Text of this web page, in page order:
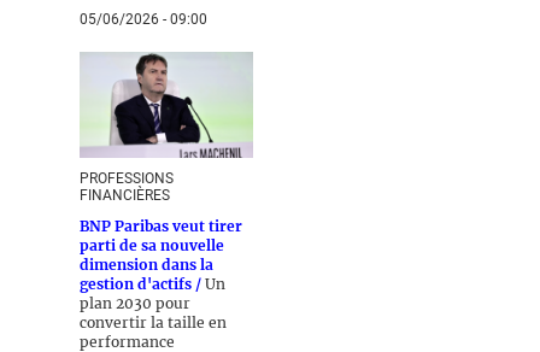
05/06/2026 - 09:00
PROFESSIONS
FINANCIÈRES
BNP Paribas veut tirer
parti de sa nouvelle
dimension dans la
gestion d'actifs / Un
plan 2030 pour
convertir la taille en
performance